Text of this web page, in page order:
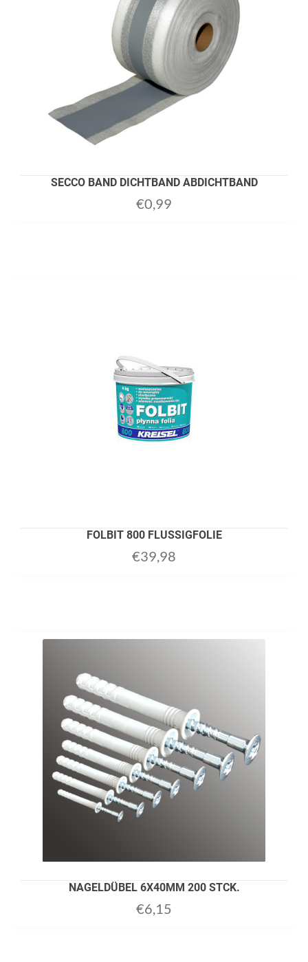
SECCO BAND DICHTBAND ABDICHTBAND
€0,99
FOLBIT 800 FLUSSIGFOLIE
€39,98
NAGELDÜBEL 6X40MM 200 STCK.
€6,15